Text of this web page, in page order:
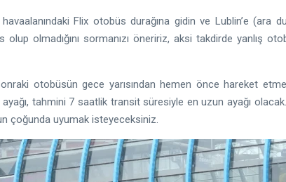
Flix otobüs durağına gidin ve Lublin’e (ara
olmadığını sormanızı öneririz, aksi takdirde yanlış
otobüsün gece yarısından hemen önce hareket
tahmini 7 saatlik transit süresiyle en uzun ayağı olacak.
çoğunda uyumak isteyeceksiniz.